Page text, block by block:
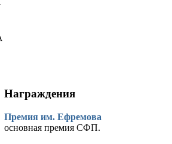
Награждения
Премия им. Ефремова
основная премия СФП.